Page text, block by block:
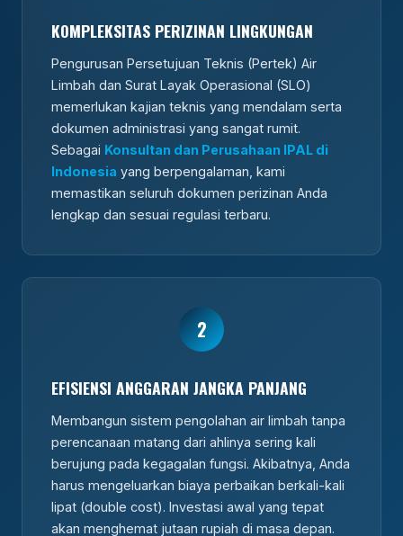
KOMPLEKSITAS PERIZINAN LINGKUNGAN
Pengurusan Persetujuan Teknis (Pertek) Air
Limbah dan Surat Layak Operasional (SLO)
memerlukan kajian teknis yang mendalam serta
dokumen administrasi yang sangat rumit.
Sebagai Konsultan dan Perusahaan IPAL di
Indonesia yang berpengalaman, kami
memastikan seluruh dokumen perizinan Anda
lengkap dan sesuai regulasi terbaru.
2
EFISIENSI ANGGARAN JANGKA PANJANG
Membangun sistem pengolahan air limbah tanpa
perencanaan matang dari ahlinya sering kali
berujung pada kegagalan fungsi. Akibatnya, Anda
harus mengeluarkan biaya perbaikan berkali-kali
lipat (double cost). Investasi awal yang tepat
akan menghemat jutaan rupiah di masa depan.